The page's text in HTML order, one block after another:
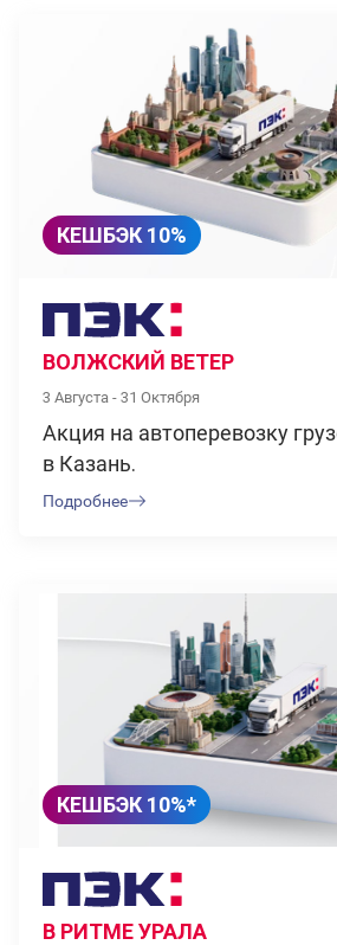
КЕШБЭК 10%
ВОЛЖСКИЙ ВЕТЕР
3 Августа - 31 Октября
Акция на автоперевозку
в Казань.
Подробнее
КЕШБЭК 10%*
В РИТМЕ УРАЛА